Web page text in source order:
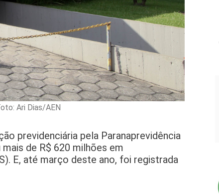
Ari Dias/AEN
previdenciária pela Paranaprevidência
de R$ 620 milhões em
E, até março deste ano, foi registrada